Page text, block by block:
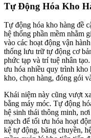
Tự Động Hóa Kho
Tự động hóa kho hàng đề
hệ thống phần mềm nhằm
vào các hoạt động vận
thống lưu trữ tự động cơ
phức tạp và trí tuệ nhân
ưu hóa nhiều quy trình kho
kho, chọn hàng, đóng gói
Khái niệm này cũng vượt
bằng máy móc. Tự động
hệ sinh thái thông minh,
mạch để tối ưu hóa hoạt
kệ tự động, băng chuyền,